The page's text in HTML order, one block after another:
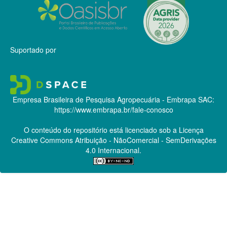
Suportado por
Empresa Brasileira de Pesquisa Agropecuária - Embrapa SAC:
https://www.embrapa.br/fale-conosco
O conteúdo do repositório está licenciado sob a Licença
Creative CommonsAtribuição - NãoComercial - SemDerivações
4.0 Internacional.